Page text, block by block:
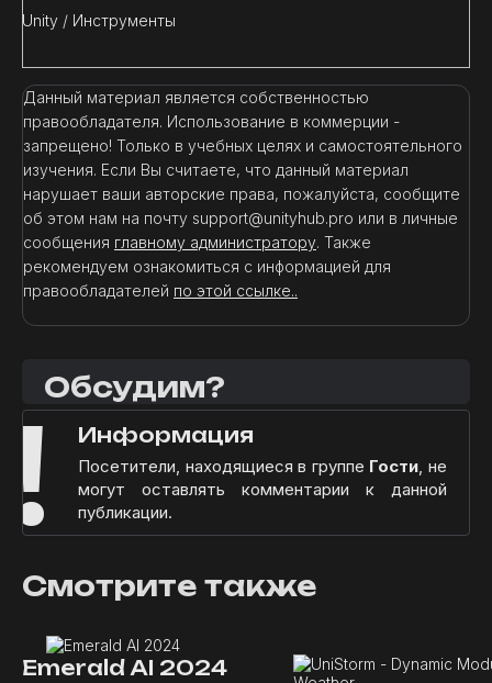
Unity / Инструменты
Данный материал является собственностью
правообладателя. Использование в коммерции -
запрещено! Только в учебных целях и самостоятельного
изучения. Если Вы считаете, что данный материал
нарушает ваши авторские права, пожалуйста, сообщите
об этом нам на почту support@unityhub.pro или в личные
сообщения главному администратору. Также
рекомендуем ознакомиться с информацией для
правообладателей по этой ссылке..
Обсудим?
! Информация
Посетители, находящиеся в группе Гости, не
могут оставлять комментарии к данной
публикации.
Смотрите также
Emerald AI 2024